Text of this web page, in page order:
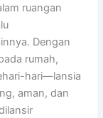
ruangan
Dengan
rumah,
hari—lansia
aman, dan